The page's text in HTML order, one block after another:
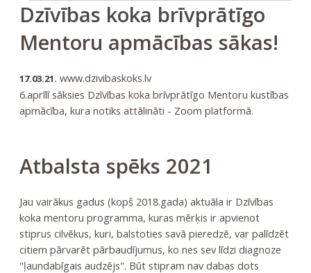
Dzīvības koka brīvprātīgo
Mentoru apmācības sākas!
17.03.21. www.dzivibaskoks.lv
6.aprīlī sāksies Dzīvības koka brīvprātīgo Mentoru kustības
apmācība, kura notiks attālināti - Zoom platformā.
Atbalsta spēks 2021
Jau vairākus gadus (kopš 2018.gada) aktuāla ir Dzīvības
koka mentoru programma, kuras mērķis ir apvienot
stiprus cilvēkus, kuri, balstoties savā pieredzē, var palīdzēt
citiem pārvarēt pārbaudījumus, ko nes sev līdzi diagnoze
"ļaundabīgais audzējs". Būt stipram nav dabas dots